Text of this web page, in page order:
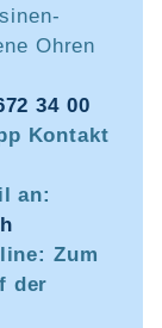
Ohren
34 00
Kontakt
an:
Zum
der